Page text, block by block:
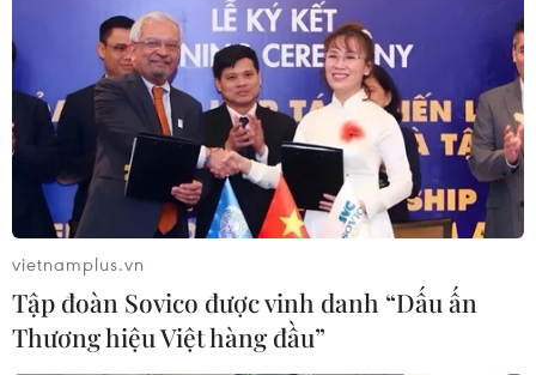
Vietnam Airlines dự báo thị trường hàng không nội địa
nước ta trong năm nay và sang năm phục hồi từng
bước nhưng vẫn còn nhiều khó khăn.
vietnamplus.vn
Tập đoàn Sovico được vinh danh “Dấu ấn
Thương hiệu Việt hàng đầu”